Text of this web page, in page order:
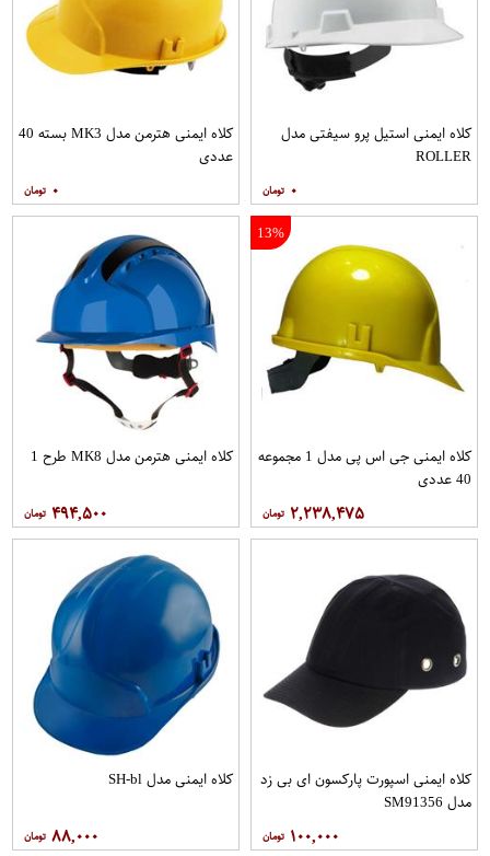
کلاه ایمنی استیل پرو سیفتی مدل
ROLLER
۰
کلاه ایمنی هترمن مدل MK3 بسته 40
عددی
۰
13%
کلاه ایمنی جی اس پی مدل 1 مجموعه
40 عددی
۲,۲۳۸,۴۷۵
کلاه ایمنی هترمن مدل MK8 طرح 1
۴۹۴,۵۰۰
کلاه ایمنی اسپورت پارکسون ای بی زد
مدل SM91356
۱۰۰,۰۰۰
کلاه ایمنی مدل SH-bl
۸۸,۰۰۰